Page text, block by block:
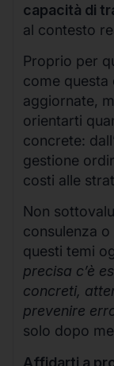
capacità di
al contesto
Proprio per
come
aggiornate,
orientarti
concrete:
gestione
costi alle
Non
consulenza
questi temi
precisa c’è
concreti,
prevenire
solo dopo
Affidarti a